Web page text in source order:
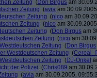
Zeitung (Don Birgus am
Zeitung (avia am
Zeitung (nico am
Zeitung (nico am
Zeitung (Don Birgus am
Zeitung (nico am
Zeitung (Don Birgus
Westdeutschen Zeitung (
Zeitung (DJ-Onkel
der Polizei (Chris089 am
(avia am 30.09.2005,